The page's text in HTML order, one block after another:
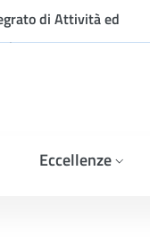
di Attività ed
Eccellenze